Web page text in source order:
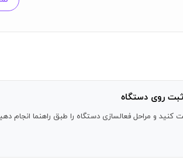
روی دستگاه
کنید و مراحل فعالسازی دستگاه را طبق راهنما انجام